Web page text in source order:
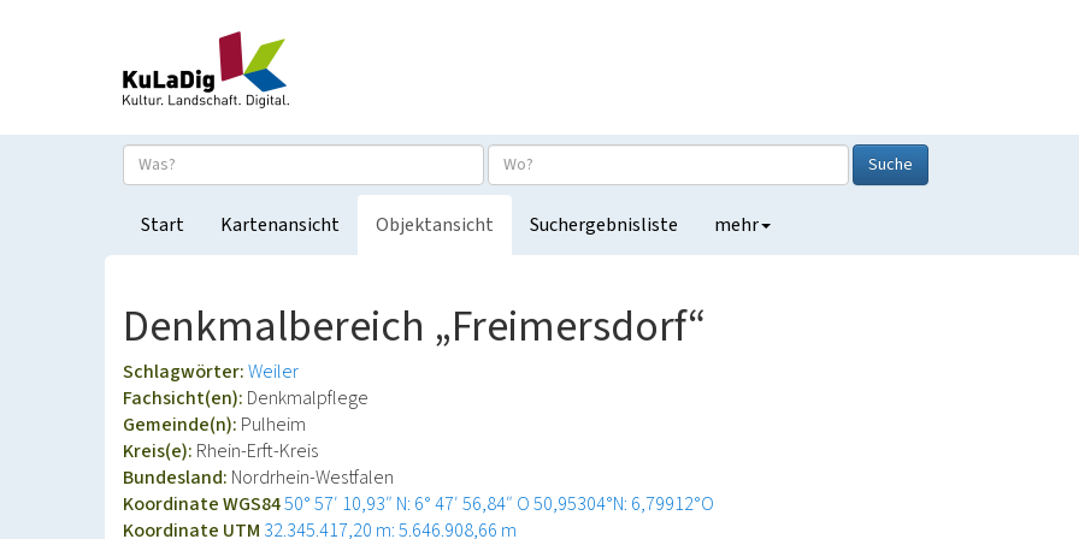
Suche
Start Kartenansicht Objektansicht Suchergebnisliste mehr
Denkmalbereich „Freimersdorf“
Schlagwörter:Weiler
Fachsicht(en): Denkmalpflege
Gemeinde(n): Pulheim
Kreis(e): Rhein-Erft-Kreis
Bundesland: Nordrhein-Westfalen
Koordinate WGS8450° 57′ 10,93″ N: 6° 47′ 56,84″ O50,95304°N: 6,79912°O
Koordinate UTM 32.345.417,20 m: 5.646.908,66 m